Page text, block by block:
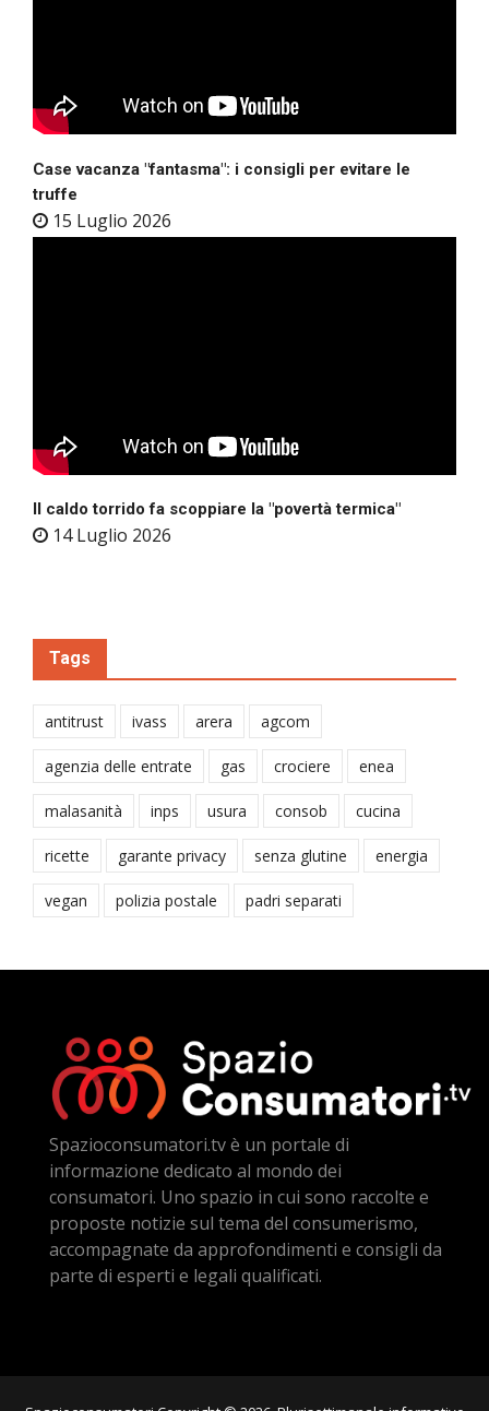
Case vacanza "fantasma": i consigli per evitare le
truffe
15 Luglio 2026
Il caldo torrido fa scoppiare la "povertà termica"
14 Luglio 2026
Tags
antitrust ivass arera agcom
agenzia delle entrate gas crociere enea
malasanità inps usura consob cucina
ricette garante privacy senza glutine energia
vegan polizia postale padri separati
Spazioconsumatori.tv è un portale di
informazione dedicato al mondo dei
consumatori. Uno spazio in cui sono raccolte e
proposte notizie sul tema del consumerismo,
accompagnate da approfondimenti e consigli da
parte di esperti e legali qualificati.